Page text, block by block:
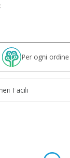
Per ogni
Facili